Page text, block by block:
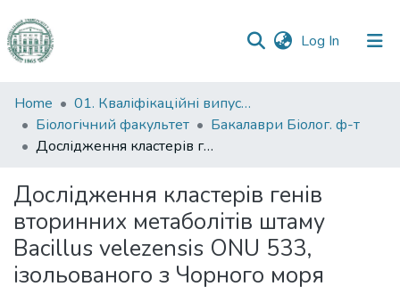
Log In (current)
Communities
&
Collections
Statistics
Home
01. Кваліфікаційні випускні роботи здобувачів вищої освіти
Біологічний факультет
Бакалаври Біолог. ф-т
Дослідження кластерів генів вторинних метаболітів штаму Bacillus velezensis ONU 533, ізольованого з Чорного моря
Дослідження кластерів генів
вторинних метаболітів штаму
Bacillus velezensis ONU 533,
ізольованого з Чорного моря